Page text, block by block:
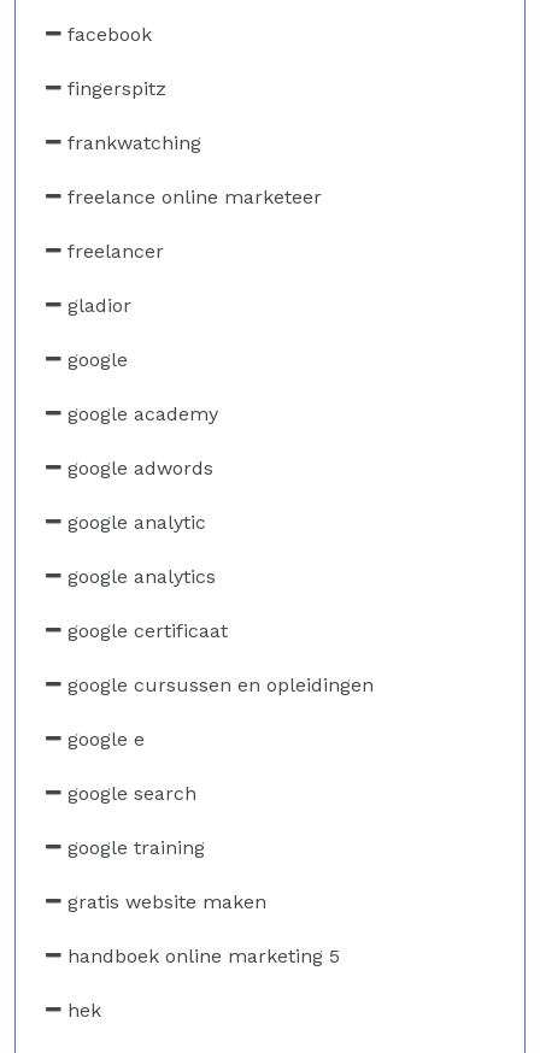
facebook
fingerspitz
frankwatching
freelance online marketeer
freelancer
gladior
google
google academy
google adwords
google analytic
google analytics
google certificaat
google cursussen en opleidingen
google e
google search
google training
gratis website maken
handboek online marketing 5
hek